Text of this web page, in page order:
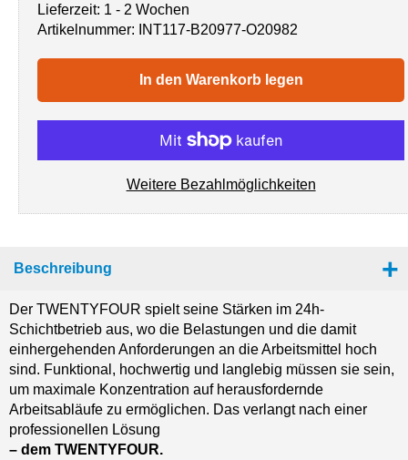
Lieferzeit: 1 - 2 Wochen
Artikelnummer:
INT117-B20977-O20982
In den Warenkorb legen
Weitere Bezahlmöglichkeiten
Beschreibung
Der TWENTYFOUR spielt seine Stärken im 24h-
Schichtbetrieb aus, wo die Belastungen und die damit
einhergehenden Anforderungen an die Arbeitsmittel hoch
sind. Funktional, hochwertig und langlebig müssen sie sein,
um maximale Konzentration auf herausfordernde
Arbeitsabläufe zu ermöglichen. Das verlangt nach einer
professionellen Lösung
– dem TWENTYFOUR.